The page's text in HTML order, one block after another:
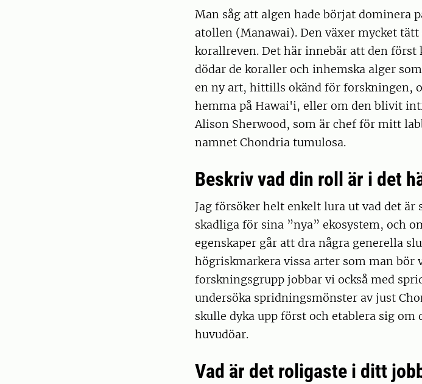
Man såg att algen hade börjat dominera
atollen (Manawai). Den växer mycket
korallreven. Det här innebär att den först
dödar de koraller och inhemska alger
en ny art, hittills okänd för forskningen,
hemma på Hawai'i, eller om den blivit
Alison Sherwood, som är chef för mitt
namnet Chondria tumulosa.
Beskriv vad din roll är i det
Jag försöker helt enkelt lura ut vad det är
skadliga för sina ”nya” ekosystem, och
egenskaper går att dra några generella
högriskmarkera vissa arter som man bör
forskningsgrupp jobbar vi också med
undersöka spridningsmönster av just
skulle dyka upp först och etablera sig
huvudöar.
Vad är det roligaste i ditt